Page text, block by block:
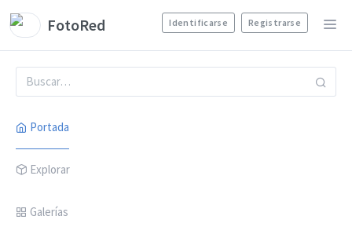
FotoRed Identificarse Registrarse
Portada
Explorar
Galerías